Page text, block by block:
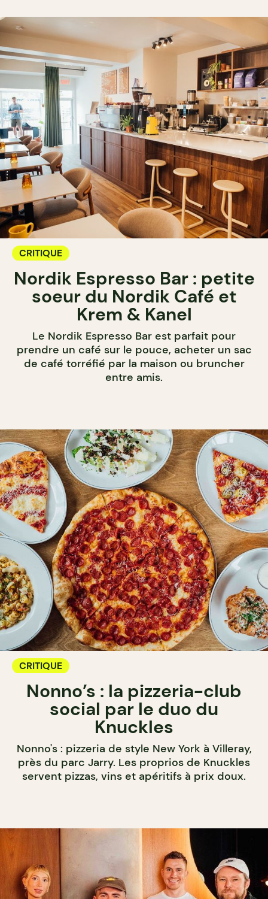
CRITIQUE
Nordik Espresso Bar : petite
soeur du Nordik Café et
Krem & Kanel
Le Nordik Espresso Bar est parfait pour
prendre un café sur le pouce, acheter un sac
de café torréfié par la maison ou bruncher
entre amis.
CRITIQUE
Nonno’s : la pizzeria-club
social par le duo du
Knuckles
Nonno's : pizzeria de style New York à Villeray,
près du parc Jarry. Les proprios de Knuckles
servent pizzas, vins et apéritifs à prix doux.